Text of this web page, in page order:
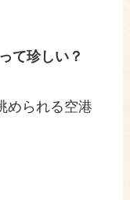
て珍しい？
められる空港